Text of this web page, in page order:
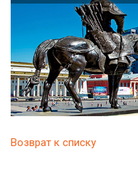
Возврат к списку